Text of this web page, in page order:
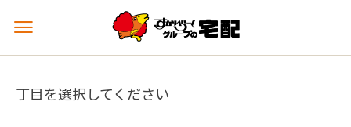
メ
ュ
を
丁目を選択してください